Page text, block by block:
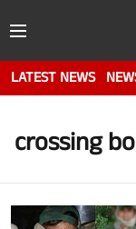
LATEST NEWS
crossing